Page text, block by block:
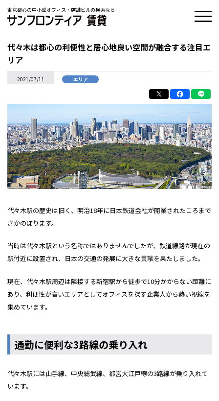
東京都心の中小型オフィス・店舗ビルの検索なら
代々木は都心の利便性と居心地良い空間が融合する注目エ
リア
2021/07/11 エリア
代々木駅の歴史は旧く、明治18年に日本鉄道会社が開業されたころまで
さかのぼります。
当時は代々木駅という名称ではありませんでしたが、鉄道線路が現在の
駅付近に設置され、日本の交通の発展に大きな貢献を果たしました。
現在、代々木駅周辺は隣接する新宿駅から徒歩で10分かからない距離に
あり、利便性が高いエリアとしてオフィスを探す企業人から熱い視線を
集めています。
通勤に便利な3路線の乗り入れ
代々木駅には山手線、中央総武線、都営大江戸線の3路線が乗り入れて
います。